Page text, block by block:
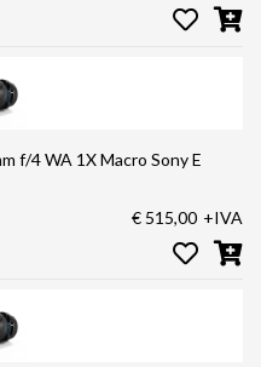
Laowa Venus Optics obiettivo 15mm f/4 WA 1X Macro Sony E
€ 515,00 +IVA